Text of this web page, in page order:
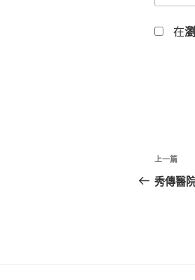
在
文
章
上
一
上一篇
秀傳醫